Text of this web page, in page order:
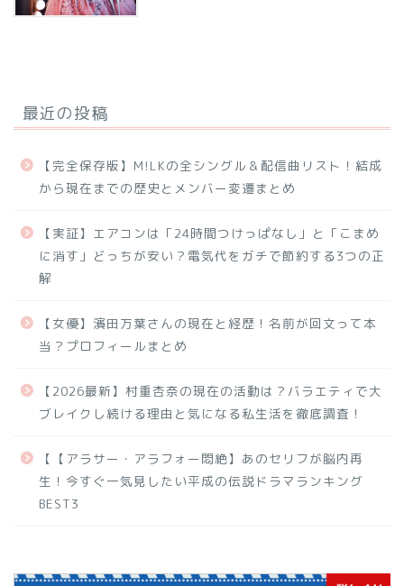
最近の投稿
【完全保存版】M!LKの全シングル＆配信曲リスト！結成
から現在までの歴史とメンバー変遷まとめ
【実証】エアコンは「24時間つけっぱなし」と「こまめ
に消す」どっちが安い？電気代をガチで節約する3つの正
解
【女優】濱田万葉さんの現在と経歴！名前が回文って本
当？プロフィールまとめ
【2026最新】村重杏奈の現在の活動は？バラエティで大
ブレイクし続ける理由と気になる私生活を徹底調査！
【【アラサー・アラフォー悶絶】あのセリフが脳内再
生！今すぐ一気見したい平成の伝説ドラマランキング
BEST3